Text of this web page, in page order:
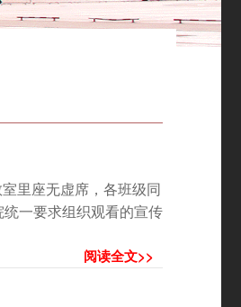
里座无虚席，各班级同
一要求组织观看的宣传
阅读全文>>